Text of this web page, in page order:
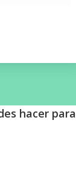
hacer para